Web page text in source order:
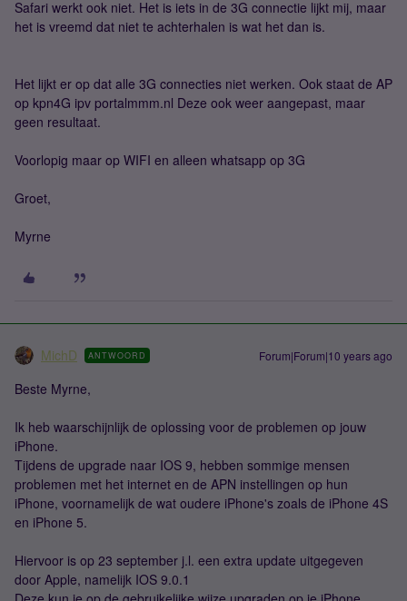
Safari werkt ook niet. Het is iets in de 3G connectie lijkt mij, maar
het is vreemd dat niet te achterhalen is wat het dan is.
Het lijkt er op dat alle 3G connecties niet werken. Ook staat de AP
op kpn4G ipv portalmmm.nl Deze ook weer aangepast, maar
geen resultaat.
Voorlopig maar op WIFI en alleen whatsapp op 3G
Groet,
Myrne
MichD ANTWOORD Forum|Forum|10 years ago
Beste Myrne,
Ik heb waarschijnlijk de oplossing voor de problemen op jouw
iPhone.
Tijdens de upgrade naar IOS 9, hebben sommige mensen
problemen met het internet en de APN instellingen op hun
iPhone, voornamelijk de wat oudere iPhone's zoals de iPhone 4S
en iPhone 5.
Hiervoor is op 23 september j.l. een extra update uitgegeven
door Apple, namelijk IOS 9.0.1